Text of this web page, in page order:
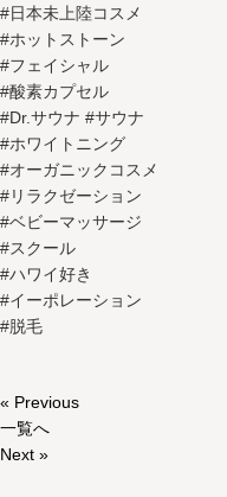
#日本未上陸コスメ
#ホットストーン
#フェイシャル
#酸素カプセル
#Dr.サウナ #サウナ
#ホワイトニング
#オーガニックコスメ
#リラクゼーション
#ベビーマッサージ
#スクール
#ハワイ好き
#イーポレーション
#脱毛
« Previous
一覧へ
Next »